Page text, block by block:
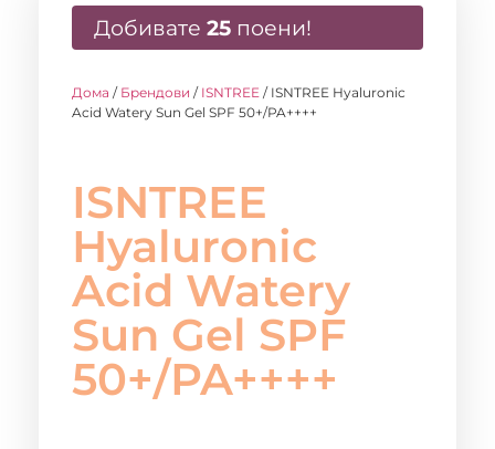
Добивате 25 поени!
Дома / Брендови / ISNTREE / ISNTREE Hyaluronic
Acid Watery Sun Gel SPF 50+/PA++++
ISNTREE
Hyaluronic
Acid Watery
Sun Gel SPF
50+/PA++++